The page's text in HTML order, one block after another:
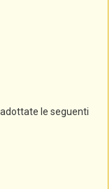
nella sezione
per i beni librari
nel corso del
di coerenza
Manuale
le seguenti